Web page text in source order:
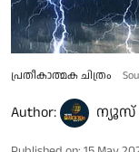
പ്രതീകാത്മക ചിത്രം
Author: